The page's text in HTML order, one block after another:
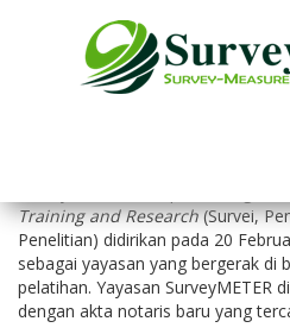
Training and Research(Survei,
Penelitian) didirikan pada 20
sebagai yayasan yang bergerak di
pelatihan. Yayasan SurveyMETER
dengan akta notaris baru yang